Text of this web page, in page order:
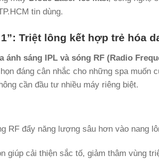
tin dùng.
Triệt lông kết hợp trẻ hóa
ánh sáng IPL và sóng RF (Radio
đáng cân nhắc cho những spa muốn
cần đầu tư nhiều máy riêng biệt.
RF đẩy năng lượng sâu hơn vào nang
giúp cải thiện sắc tố, giảm thâm vùng